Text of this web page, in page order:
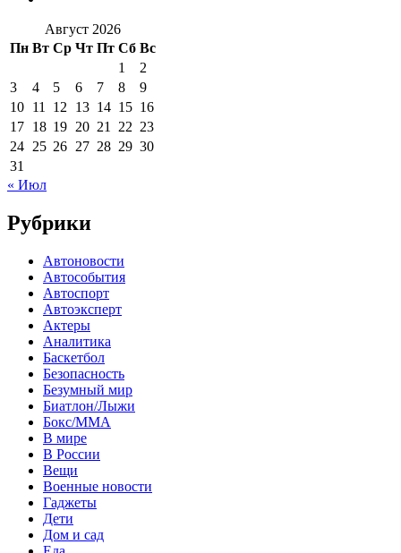
Август 2026
Пн Вт Ср Чт Пт Сб Вс
1
2
3
4 5 6 7 8
9
10 11 12 13 14 15 16
17 18 19 20 21 22 23
24 25 26 27 28 29 30
31
« Июл
Рубрики
Автоновости
Автособытия
Автоспорт
Автоэксперт
Актеры
Аналитика
Баскетбол
Безопасность
Безумный мир
Биатлон/Лыжи
Бокс/MMA
В мире
В России
Вещи
Военные новости
Гаджеты
Дети
Дом и сад